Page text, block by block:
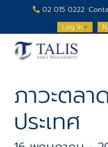
02 015 0222
Log In
ภาวะตล
ประเทศ